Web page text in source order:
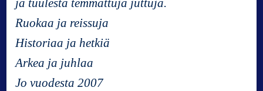
i
g
ja tuulesta temmattuja juttuja.
Ruokaa ja reissuja
Historiaa ja hetkiä
Arkea ja juhlaa
Jo vuodesta 2007